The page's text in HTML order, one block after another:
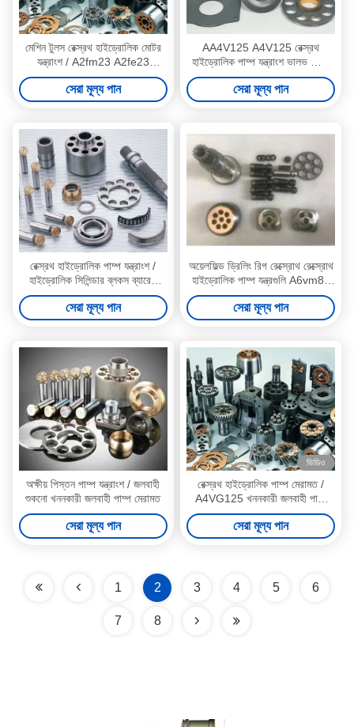
মেশিন টুলস রেক্স্রথ হাইড্রোলিক মোটর
যন্ত্রাংশ / A2fm23 A2fe23
A2fo23 পিস্টন পাম্প যন্ত্রাংশ
সেরা মূল্য পান
AA4V125 A4V125 রেক্স্রথ
হাইড্রোলিক পাম্প যন্ত্রাংশ ভালভ প্লেট
তেল প্লেট প্রতিস্থাপন
সেরা মূল্য পান
রেক্স্রথ হাইড্রোলিক পাম্প যন্ত্রাংশ /
হাইড্রোলিক সিলিন্ডার ব্লকস ব্যারেল
মেরামত করা
সেরা মূল্য পান
অয়েলফিল্ড ড্রিলিং রিগ রেক্স্রোথ রেক্স্রোথ
হাইড্রোলিক পাম্প যন্ত্রগুলি A6vm80
বেন্ট পাম্পের জন্য
সেরা মূল্য পান
অক্ষীয় পিস্তন পাম্প যন্ত্রাংশ / জলবাহী
শুকনো খননকারী জলবাহী পাম্প মেরামত
সেরা মূল্য পান
ভিডিও
রেক্স্রথ হাইড্রোলিক পাম্প মেরামত /
A4VG125 খননকারী জলবাহী পাম্প
যন্ত্রাংশ প্রধান পাম্প কিটস
সেরা মূল্য পান
1 2 3 4 5 6
7 8